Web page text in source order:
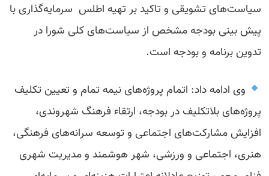
سیاست‌های تشویقی و تاکید بر تهیه اطلس سرمایه‌گذاری با
پیش بینی بودجه مشخص از سیاست‌های کلی شورا در
تدوین برنامه و بودجه است.
وی ادامه داد: اتمام پروژه‌های نیمه تمام و تعیین تکلیف
پروژه‌های بلاتکلیف در بودجه، ارتقاء فرهنگ شهروندی،
افزایش مشارکت‌های اجتماعی و توسعه سرانه‌های فرهنگی،
هنری، اجتماعی و ورزشی، شهر هوشمند و مدیریت شهری